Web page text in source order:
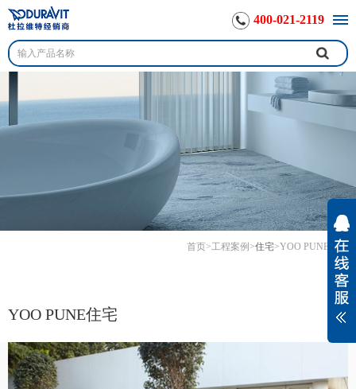
400-021-2119
首页>工程案例 >住宅>YOO PUNE住宅
YOO PUNE住宅